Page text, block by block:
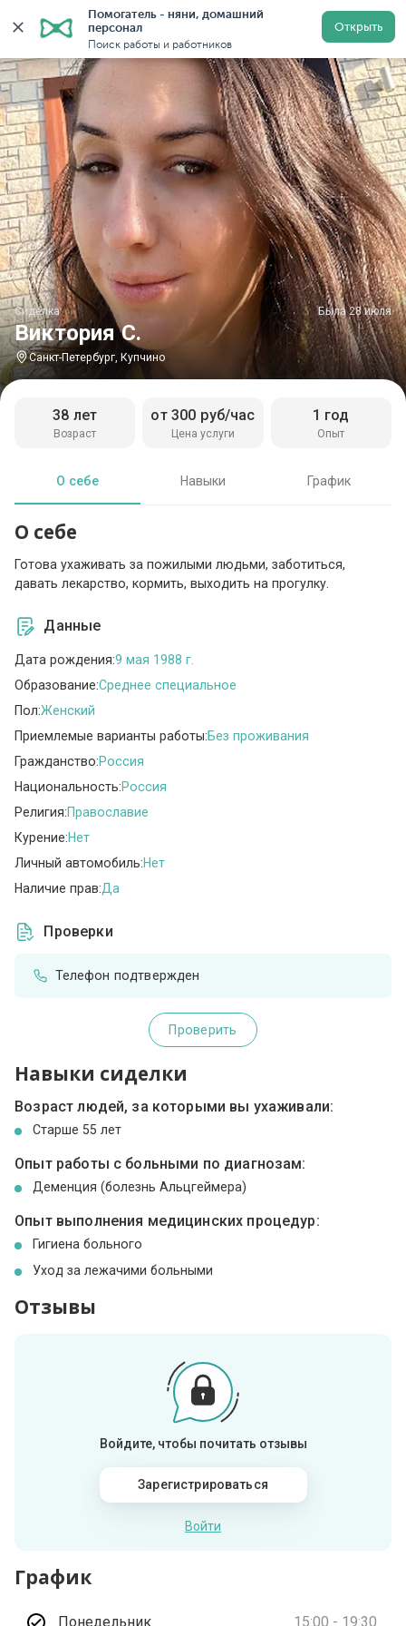
Помогатель - няни, домашний
персонал
Поиск работы и работников
Открыть
Главная Сиделки Сиделки в Санкт-Петербурге
Виктория С.
Сиделка Была 28 июля
Санкт-Петербург, Купчино
Возраст
38 лет
Цена услуги
от 300 руб/час
Опыт
1 год
О себе Навыки График
О себе
Готова ухаживать за пожилыми людьми, заботиться,
давать лекарство, кормить, выходить на прогулку.
Данные
Дата рождения:9 мая 1988 г.
Образование:Среднее специальное
Пол:Женский
Приемлемые варианты работы:Без проживания
Гражданство:Россия
Национальность:Россия
Религия:Православие
Курение:Нет
Личный автомобиль:Нет
Наличие прав:Да
Проверки
Телефон подтвержден
Проверить
Навыки сиделки
Возраст людей, за которыми вы ухаживали:
Cтарше 55 лет
Опыт работы с больными по диагнозам:
Деменция (болезнь Альцгеймера)
Опыт выполнения медицинских процедур:
Гигиена больного
Уход за лежачими больными
Отзывы
Войдите, чтобы почитать отзывы
Зарегистрироваться
Войти
График
Понедельник 15:00 - 19:30